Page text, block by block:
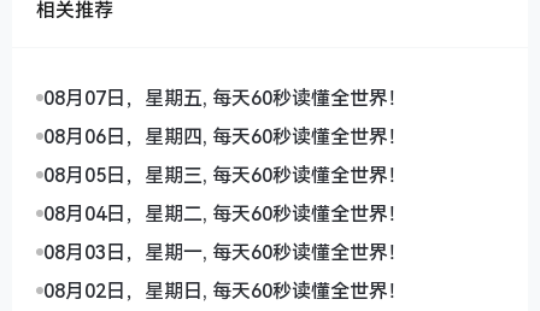
相关推荐
08月07日，星期五, 每天60秒读懂全世界！
08月06日，星期四, 每天60秒读懂全世界！
08月05日，星期三, 每天60秒读懂全世界！
08月04日，星期二, 每天60秒读懂全世界！
08月03日，星期一, 每天60秒读懂全世界！
08月02日，星期日, 每天60秒读懂全世界！